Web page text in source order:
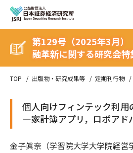
TOP 出版物・研究成果等 定期刊行物
第129号（2025年3月
融革新に関する研究会特
個人向けフィンテック利用
—家計簿アプリ，ロボア
金子眞奈（学習院大学大学院経営